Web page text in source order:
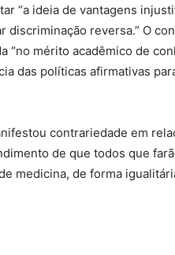
“a ideia de vantagens
discriminação reversa.” O
“no mérito acadêmico de
das políticas afirmativas
contrariedade em
de que todos que
medicina, de forma